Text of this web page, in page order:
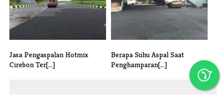
Jasa Pengaspalan Hotmix
Cirebon Ter[...]
Berapa Suhu Aspal Saat
Penghamparan[...]